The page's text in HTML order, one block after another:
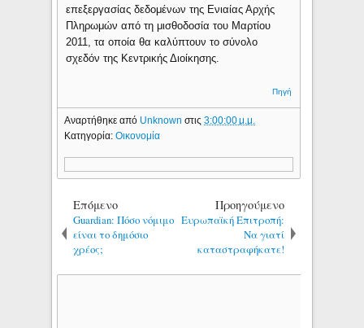
επεξεργασίας δεδομένων της Ενιαίας Αρχής
Πληρωμών από τη μισθοδοσία του Μαρτίου
2011, τα οποία θα καλύπτουν το σύνολο
σχεδόν της Κεντρικής Διοίκησης.
Πηγή
Αναρτήθηκε από Unknownστις3:00:00 μ.μ.
Κατηγορία:Οικονομία
Επόμενο
Guardian: Πόσο νόμιμο
είναι το δημόσιο
χρέος;
Προηγούμενο
Ευρωπαϊκή Επιτροπή:
Να γιατί
καταστραφήκατε!